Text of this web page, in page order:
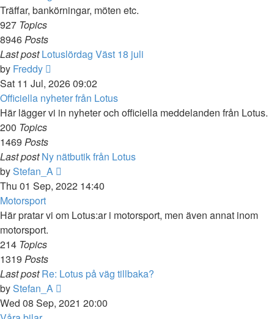
post
Träffar, bankörningar, möten etc.
927 Topics
8946Posts
Last post Lotuslördag Väst 18 juli
by Freddy
the
latest
post
Sat 11 Jul, 2026 09:02
Officiella nyheter från Lotus
Här lägger vi in nyheter och officiella meddelanden från Lotus.
200 Topics
1469 Posts
Last post Ny nätbutik från Lotus
byStefan_A
the
post
Thu 01 Sep, 2022 14:40
Motorsport
Här pratar vi om Lotus:ar i motorsport, men även annat inom
motorsport.
214 Topics
1319 Posts
Last post Re: Lotus på väg tillbaka?
byStefan_A
the
Wed 08 Sep, 2021 20:00